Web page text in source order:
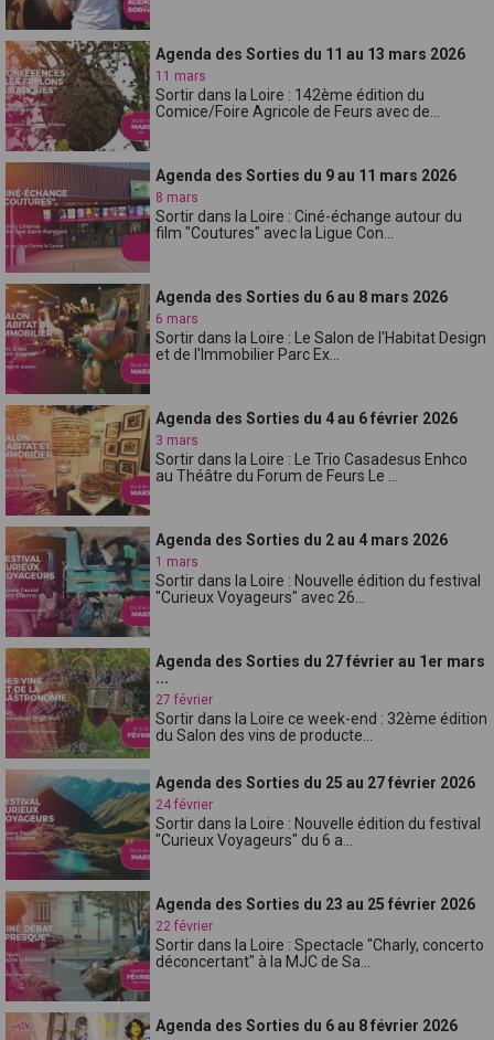
Agenda des Sorties du 11 au 13 mars 2026
11 mars
Sortir dans la Loire : 142ème édition du
Comice/Foire Agricole de Feurs avec de...
Agenda des Sorties du 9 au 11 mars 2026
8 mars
Sortir dans la Loire : Ciné-échange autour du
film "Coutures" avec la Ligue Con...
Agenda des Sorties du 6 au 8 mars 2026
6 mars
Sortir dans la Loire : Le Salon de l'Habitat Design
et de l'Immobilier Parc Ex...
Agenda des Sorties du 4 au 6 février 2026
3 mars
Sortir dans la Loire : Le Trio Casadesus Enhco
au Théâtre du Forum de Feurs Le ...
Agenda des Sorties du 2 au 4 mars 2026
1 mars
Sortir dans la Loire : Nouvelle édition du festival
"Curieux Voyageurs" avec 26...
Agenda des Sorties du 27 février au 1er mars
...
27 février
Sortir dans la Loire ce week-end : 32ème édition
du Salon des vins de producte...
Agenda des Sorties du 25 au 27 février 2026
24 février
Sortir dans la Loire : Nouvelle édition du festival
"Curieux Voyageurs" du 6 a...
Agenda des Sorties du 23 au 25 février 2026
22 février
Sortir dans la Loire : Spectacle "Charly, concerto
déconcertant" à la MJC de Sa...
Agenda des Sorties du 6 au 8 février 2026